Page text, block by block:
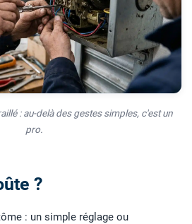
: au-delà des gestes simples, c'est un
pro.
?
: un simple réglage ou